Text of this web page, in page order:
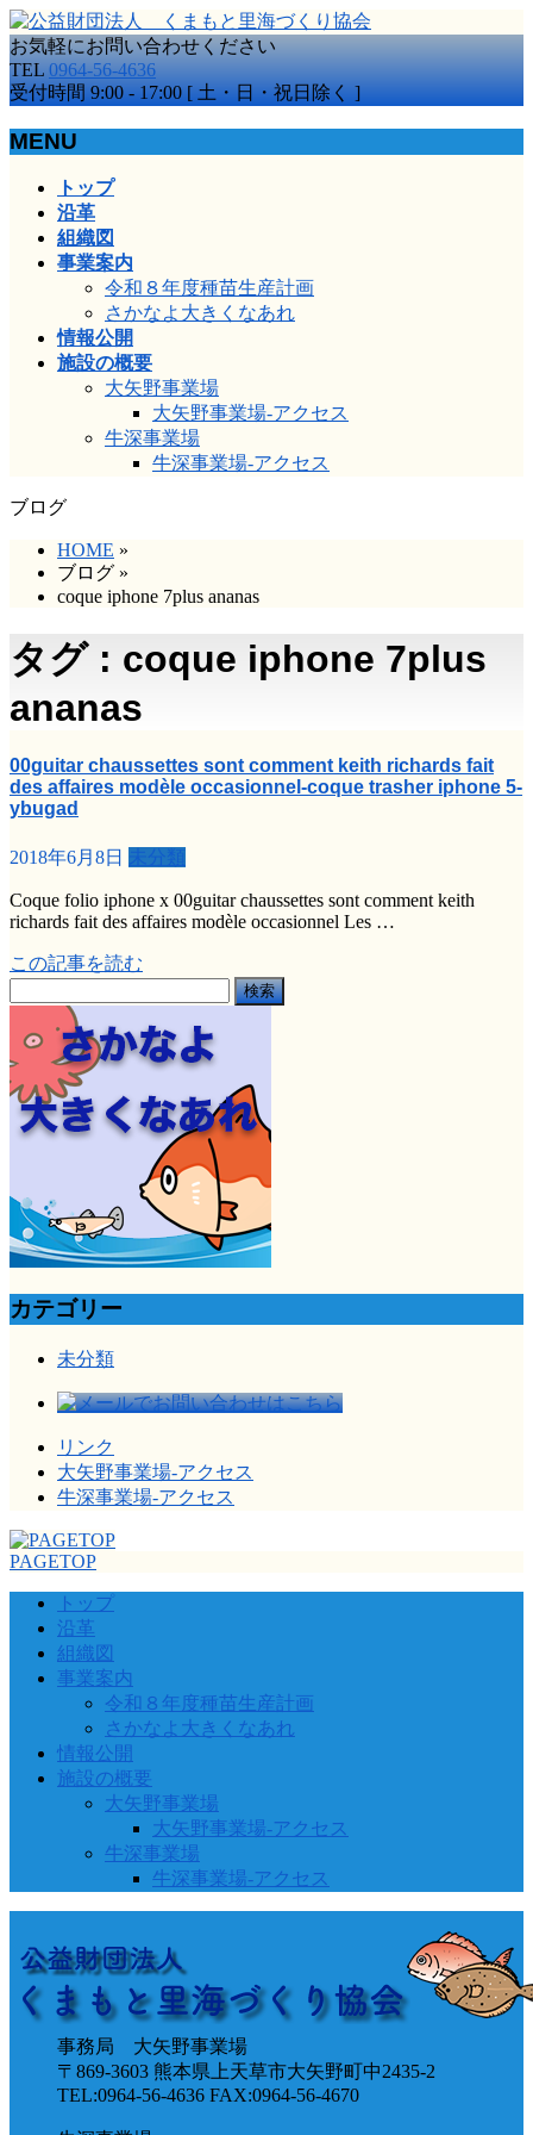
お気軽にお問い合わせください
TEL 0964-56-4636
受付時間 9:00 - 17:00 [ 土・日・祝日除く ]
MENU
トップ
沿革
組織図
事業案内
令和８年度種苗生産計画
さかなよ大きくなあれ
情報公開
施設の概要
大矢野事業場
大矢野事業場-アクセス
牛深事業場
牛深事業場-アクセス
ブログ
HOME »
ブログ »
coque iphone 7plus ananas
タグ : coque iphone 7plus
ananas
00guitar chaussettes sont comment keith richards fait
des affaires modèle occasionnel-coque trasher iphone 5-
ybugad
2018年6月8日 未分類
Coque folio iphone x 00guitar chaussettes sont comment keith
richards fait des affaires modèle occasionnel Les …
この記事を読む
索:
カテゴリー
未分類
リンク
大矢野事業場-アクセス
牛深事業場-アクセス
PAGETOP
トップ
沿革
組織図
事業案内
令和８年度種苗生産計画
さかなよ大きくなあれ
情報公開
施設の概要
大矢野事業場
大矢野事業場-アクセス
牛深事業場
牛深事業場-アクセス
事務局 大矢野事業場
〒869-3603 熊本県上天草市大矢野町中2435-2
TEL:0964-56-4636 FAX:0964-56-4670